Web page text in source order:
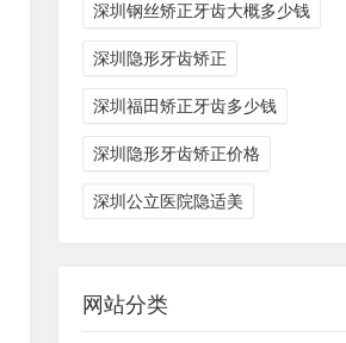
深圳钢丝矫正牙齿大概多少钱
深圳隐形牙齿矫正
深圳福田矫正牙齿多少钱
深圳隐形牙齿矫正价格
深圳公立医院隐适美
网站分类